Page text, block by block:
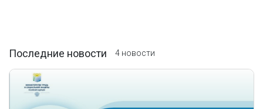
Последние новости 4 новости